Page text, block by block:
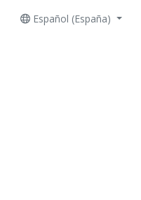
Español (España)